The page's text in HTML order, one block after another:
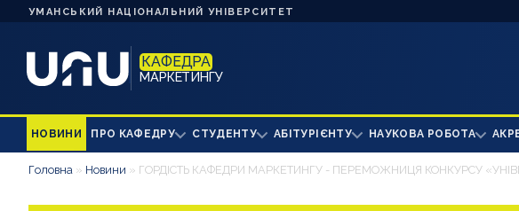
УМАНСЬКИЙ НАЦІОНАЛЬНИЙ УНІВЕРСИТЕТ
КАФЕДРА
МАРКЕТИНГУ
НОВИНИ ПРО КАФЕДРУ СТУДЕНТУ АБІТУРІЄНТУ НАУКОВА РОБОТА
Головна » Новини » ГОРДІСТЬ КАФЕДРИ МАРКЕТИНГУ - ПЕРЕМОЖНИЦЯ КОНКУРСУ